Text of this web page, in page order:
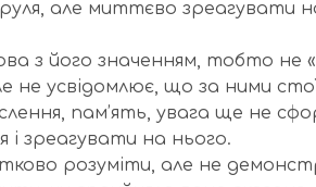
але миттєво зреагувати
з його значенням, тобто не
не усвідомлює, що за ними
пам’ять, увага ще не
зреагувати на нього.
розуміти, але не